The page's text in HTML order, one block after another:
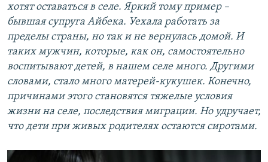
хотят оставаться в селе. Яркий тому пример –
бывшая супруга Айбека. Уехала работать за
пределы страны, но так и не вернулась домой. И
таких мужчин, которые, как он, самостоятельно
воспитывают детей, в нашем селе много. Другими
словами, стало много матерей-кукушек. Конечно,
причинами этого становятся тяжелые условия
жизни на селе, последствия миграции. Но удручает,
что дети при живых родителях остаются сиротами.